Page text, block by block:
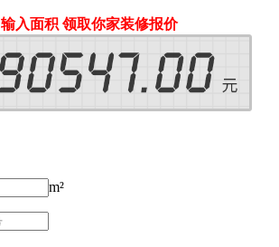
输入面积 领取你家装修报价
m²